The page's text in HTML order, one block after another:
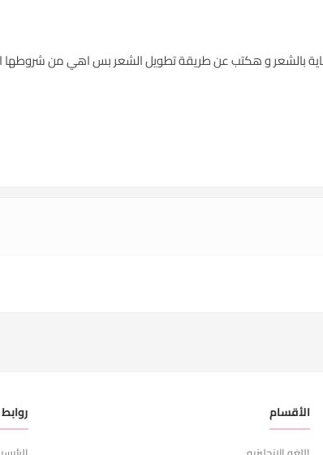
بالشعر و هكتب عن طريقة تطويل الشعر بس اهي من
الأقسام